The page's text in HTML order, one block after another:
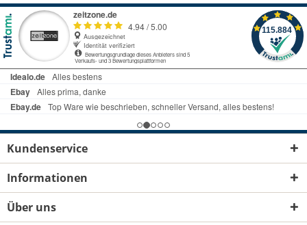
Kundenservice
Informationen
Über uns